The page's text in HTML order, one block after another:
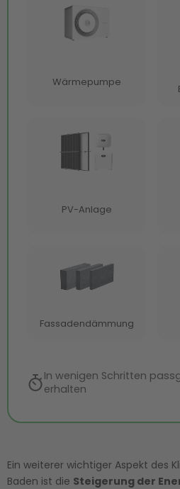
Ein weiterer wichtiger Aspekt des
Baden ist die Steigerung der